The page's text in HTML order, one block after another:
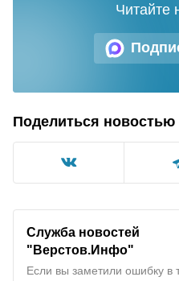
Читайте
Поделиться новостью
Служба новостей
"Верстов.Инфо"
Если вы заметили ошибку в